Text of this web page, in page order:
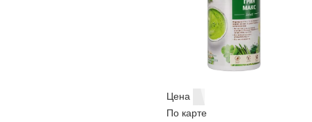
Цена
По карте